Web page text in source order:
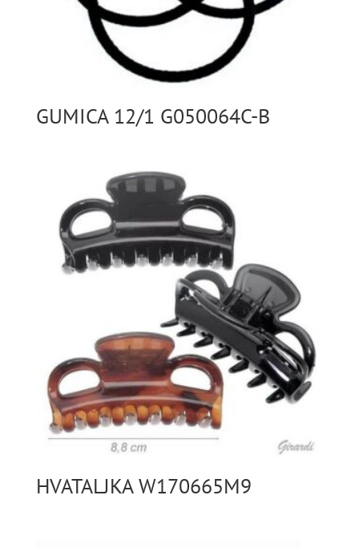
GUMICA 12/1 G050064C-B
HVATALJKA W170665M9